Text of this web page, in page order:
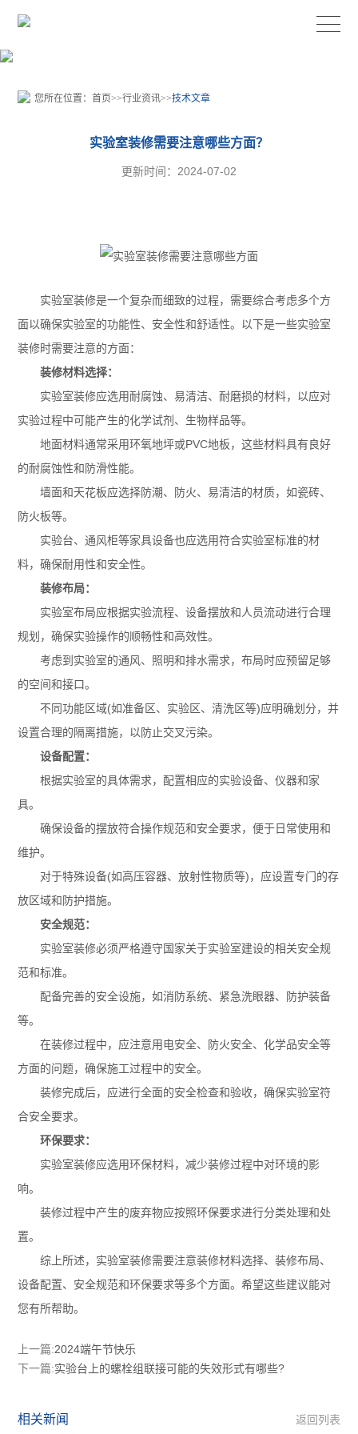
您所在位置：首页>>行业资讯>>技术文章
实验室装修需要注意哪些方面？
更新时间：2024-07-02
实验室装修是一个复杂而细致的过程，需要综合考虑多个方
面以确保实验室的功能性、安全性和舒适性。以下是一些实验室
装修时需要注意的方面：
装修材料选择：
实验室装修应选用耐腐蚀、易清洁、耐磨损的材料，以应对
实验过程中可能产生的化学试剂、生物样品等。
地面材料通常采用环氧地坪或PVC地板，这些材料具有良好
的耐腐蚀性和防滑性能。
墙面和天花板应选择防潮、防火、易清洁的材质，如瓷砖、
防火板等。
实验台、通风柜等家具设备也应选用符合实验室标准的材
料，确保耐用性和安全性。
装修布局：
实验室布局应根据实验流程、设备摆放和人员流动进行合理
规划，确保实验操作的顺畅性和高效性。
考虑到实验室的通风、照明和排水需求，布局时应预留足够
的空间和接口。
不同功能区域(如准备区、实验区、清洗区等)应明确划分，并
设置合理的隔离措施，以防止交叉污染。
设备配置：
根据实验室的具体需求，配置相应的实验设备、仪器和家
具。
确保设备的摆放符合操作规范和安全要求，便于日常使用和
维护。
对于特殊设备(如高压容器、放射性物质等)，应设置专门的存
放区域和防护措施。
安全规范：
实验室装修必须严格遵守国家关于实验室建设的相关安全规
范和标准。
配备完善的安全设施，如消防系统、紧急洗眼器、防护装备
等。
在装修过程中，应注意用电安全、防火安全、化学品安全等
方面的问题，确保施工过程中的安全。
装修完成后，应进行全面的安全检查和验收，确保实验室符
合安全要求。
环保要求：
实验室装修应选用环保材料，减少装修过程中对环境的影
响。
装修过程中产生的废弃物应按照环保要求进行分类处理和处
置。
综上所述，实验室装修需要注意装修材料选择、装修布局、
设备配置、安全规范和环保要求等多个方面。希望这些建议能对
您有所帮助。
上一篇:2024端午节快乐
下一篇:实验台上的螺栓组联接可能的失效形式有哪些?
返回列表
相关新闻